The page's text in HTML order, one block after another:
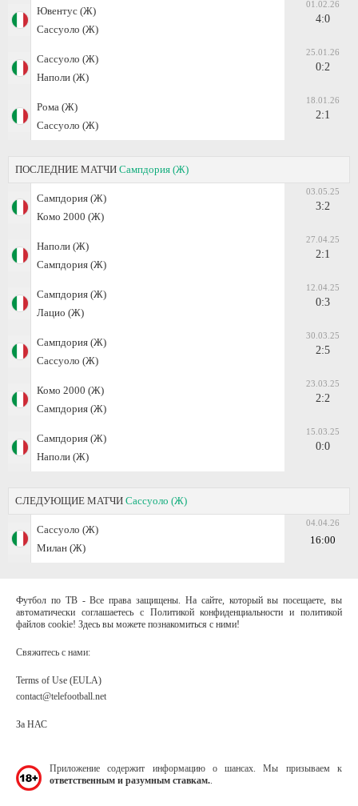
Ювентус (Ж)
Сассуоло (Ж)
01.02.26
4:0
Сассуоло (Ж)
Наполи (Ж)
25.01.26
0:2
Рома (Ж)
Сассуоло (Ж)
18.01.26
2:1
ПОСЛЕДНИЕ МАТЧИ Сампдория (Ж)
Сампдория (Ж)
Комо 2000 (Ж)
03.05.25
3:2
Наполи (Ж)
Сампдория (Ж)
27.04.25
2:1
Сампдория (Ж)
Лацио (Ж)
12.04.25
0:3
Сампдория (Ж)
Сассуоло (Ж)
30.03.25
2:5
Комо 2000 (Ж)
Сампдория (Ж)
23.03.25
2:2
Сампдория (Ж)
Наполи (Ж)
15.03.25
0:0
СЛЕДУЮЩИЕ МАТЧИ Сассуоло (Ж)
Сассуоло (Ж)
Милан (Ж)
04.04.26
16:00
Футбол по ТВ - Все права защищены. На сайте, который вы посещаете, вы
автоматически соглашаетесь с Политикой конфиденциальности и политикой
файлов cookie! Здесь вы можете познакомиться с ними!
Свяжитесь с нами:
Terms of Use (EULA)
contact@telefootball.net
За НАС
Приложение содержит информацию о шансах. Мы призываем к
ответственным и разумным ставкам.